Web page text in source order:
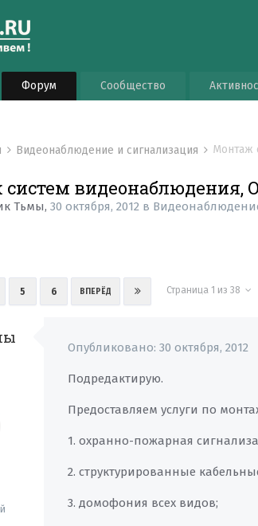
Форум Сообщество
Видеонаблюдение и сигнализация Монтаж
видеонаблюдения,
Тьмы,30 октября, 2012 в
5 6 ВПЕРЁД Страница 1 из 38
Опубликовано:30 октября, 2012
Подредактирую.
Предоставляем услуги по
1. охранно-пожарная
2. структурированные
3. домофония всех видов;